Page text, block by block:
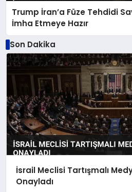
Trump İran’a Füze Tehdidi
İmha Etmeye Hazır
Son Dakika
İsrail Meclisi Tartışmalı
Onayladı